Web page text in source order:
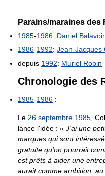
Parains/maraines des
1985-1986: Daniel
1986-1992: Jean-Jacques
depuis 1992: Muriel Robin
Chronologie des
1985-1986 :
Le 26 septembre 1985,
lance l'idée : « J'ai une
marques qui sont
gratuite qu'on pourrait
est prêts à aider une
aurait comme ambition,